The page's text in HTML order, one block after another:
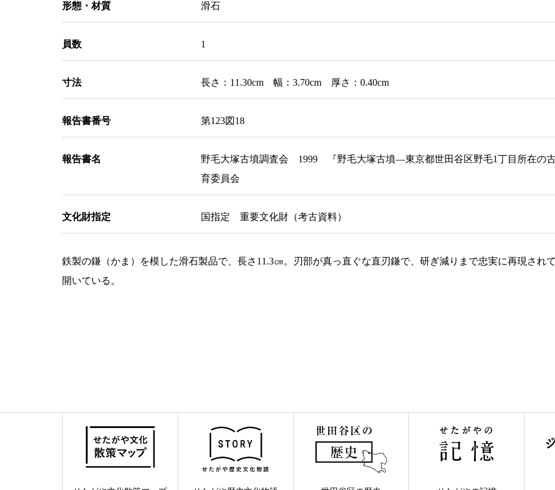
形態・材質 滑石
員数 1
寸法 長さ：11.30cm 幅：3.70cm 厚さ：0.40cm
報告書番号 第123図18
報告書名
野毛大塚古墳調査会 1999 『野毛大塚古墳―東京都世田谷区野毛1丁目所在の
育委員会
文化財指定 国指定 重要文化財（考古資料）
鉄製の鎌（かま）を模した滑石製品で、長さ11.3㎝。刃部が真っ直ぐな直刃鎌で、研ぎ減りまで忠実に再現され
開いている。